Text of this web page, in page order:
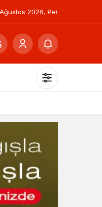
2026, Per
Mod
değiştir